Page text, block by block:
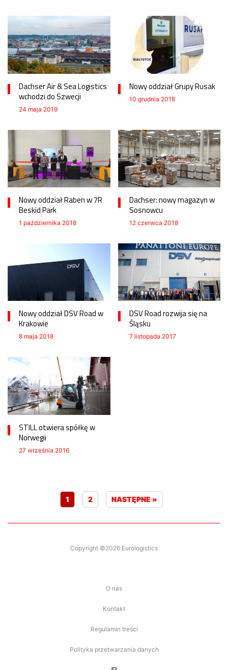
Dachser Air & Sea Logistics
wchodzi do Szwecji
24 maja 2019
Nowy oddział Grupy Rusak
10 grudnia 2018
Nowy oddział Raben w 7R
Beskid Park
1 października 2018
Dachser: nowy magazyn w
Sosnowcu
12 czerwca 2018
Nowy oddział DSV Road w
Krakowie
8 maja 2018
DSV Road rozwija się na
Śląsku
7 listopada 2017
STILL otwiera spółkę w
Norwegii
27 września 2016
1 2 NASTĘPNE »
Copyright ©2026 Eurologistics
O nas
Kontakt
Regulamin treści
Polityka przetwarzania danych